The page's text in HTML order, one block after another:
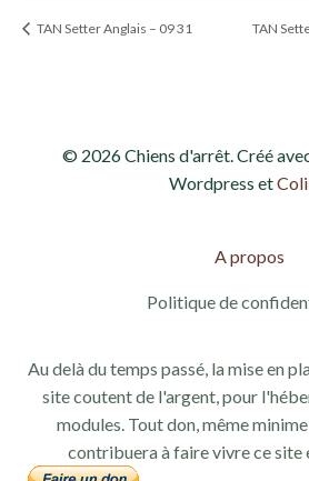
TAN Setter Anglais – 09 31 TAN
© 2026 Chiens d'arrêt. Créé
Wordpress et
A propos
Politique de
Au delà du temps passé, la mise en
site coutent de l'argent, pour
modules. Tout don, même
contribuera à faire vivre ce site